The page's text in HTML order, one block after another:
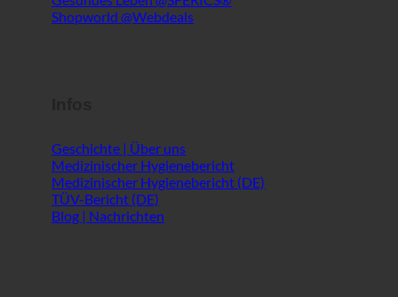
Medizinischer Hygienebericht
Medizinischer Hygienebericht (DE)
TÜV-Bericht (DE)
Blog | Nachrichten